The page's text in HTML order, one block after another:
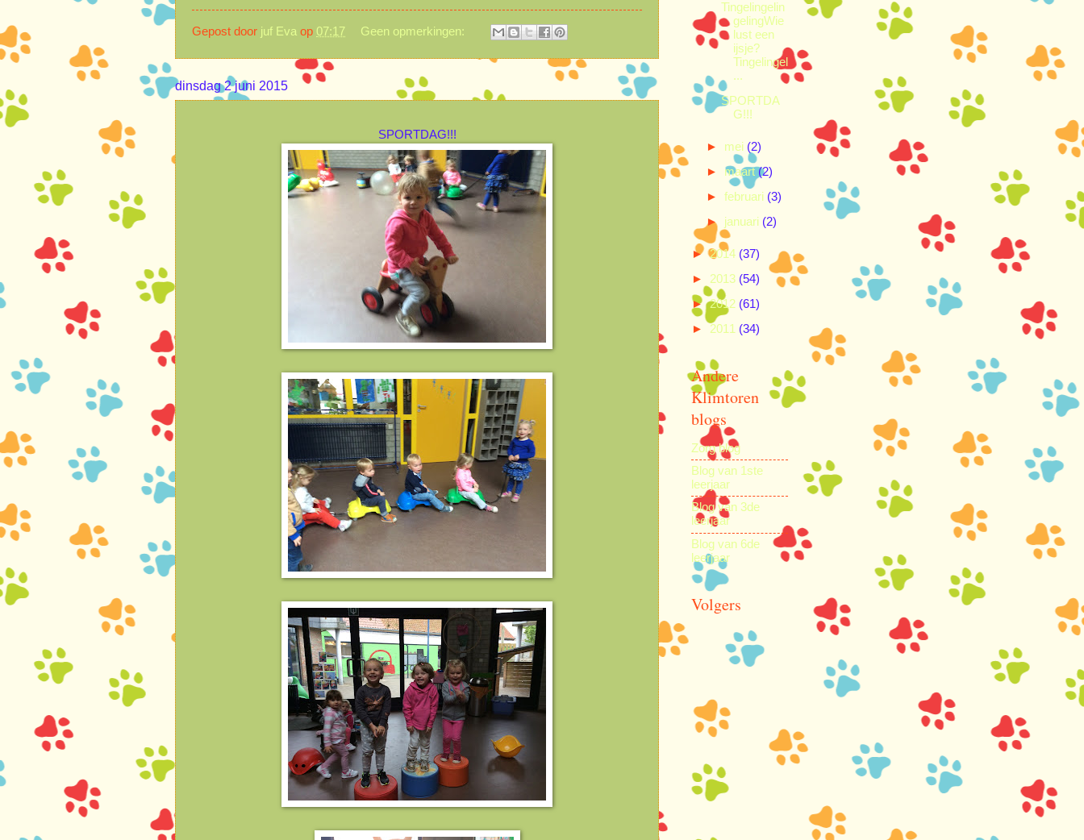
Gepost door juf Eva op 07:17 Geen opmerkingen:
dinsdag 2 juni 2015
SPORTDAG!!!
Tingelingelin
gelingWie
lust een
ijsje?
Tingelingel
...
SPORTDA
G!!!
► mei (2)
► maart (2)
► februari (3)
► januari (2)
►2014 (37)
► 2013 (54)
►2012 (61)
► 2011 (34)
Andere
Klimtoren
blogs
Zorg blog
Blog van 1ste
leerjaar
Blog van 3de
leerjaar
Blog van 6de
leerjaar
Volgers